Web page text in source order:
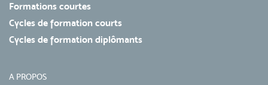
Formations courtes
Cycles de formation courts
Cycles de formation diplômants
A PROPOS